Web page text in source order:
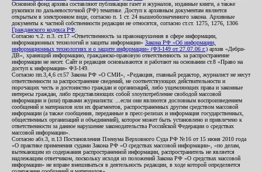
Основной фонд архива составляют публикации газет и журналов, изданные книги, а также
рукописи по дальневосточной (РФ) тематике. Доступ к архивным документам является
открытым в электронном виде, согласно п. 1 ст. 24 вышеобозначенного закона. Архивные
документы к частной собственности редакции не относятся, согласно ст.ст. 1275, 1276, 1306
Гражданского кодекса РФ
Согласно ч.2. п.3. ст.17 «Ответственность за правонарушения в сфере информации,
информационных технологий и защиты информации» Закона РФ «Об информации,
информационных технологиях и о защите информации» (ФЗ-149 от 27.07.06 г.) архив «Дебри-
ДВ», хранящий информацию, гражданско-правовую ответственность за распространение
информации не несет. Сайт и редакция основываются и работают на основании ст.8 «Право на
доступ к информации» ФЗ-149.
Согласно пп.3,4,6 ст.57 Закона РФ «О СМИ», «Редакция, главный редактор, журналист не несут
ответственности за распространение сведений, не соответствующих действительности и
порочащих честь и достоинство граждан и организаций, либо ущемляющих права и законные
интересы граждан, либо представляющих собой злоупотребление свободой массовой
информации и (или) правами журналиста: ...если они являются дословным воспроизведением
сообщений и материалов или их фрагментов, распространенных другим средством массовой
информации (а также сообщения, переданные в пресс-релизах и информация государственных,
общественных организаций и объединений), которое может быть установлено и привлечено к
ответственности за данное нарушение законодательства Российской Федерации о средствах
массовой информации».
Согласно абз.3, п.13 Постановления Пленума Верховного Суда РФ №16 от 15 июня 2010 года
«О практике применения судами Закона РФ «О средствах массовой информации», «по делам,
вытекающим из содержания распространенной информации, распространитель не является
надлежащим ответчиком, поскольку исходя из положений Закона РФ «О средствах массовой
информации» не вправе вмешиваться в деятельность редакции, в ходе которой определяется